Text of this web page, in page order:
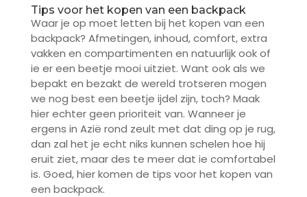
Tips voor het kopen van een backpack
Waar je op moet letten bij het kopen van een
backpack? Afmetingen, inhoud, comfort, extra
vakken en compartimenten en natuurlijk ook of
ie er een beetje mooi uitziet. Want ook als we
bepakt en bezakt de wereld trotseren mogen
we nog best een beetje ijdel zijn, toch? Maak
hier echter geen prioriteit van. Wanneer je
ergens in Azië rond zeult met dat ding op je rug,
dan zal het je echt niks kunnen schelen hoe hij
eruit ziet, maar des te meer dat ie comfortabel
is. Goed, hier komen de tips voor het kopen van
een backpack.